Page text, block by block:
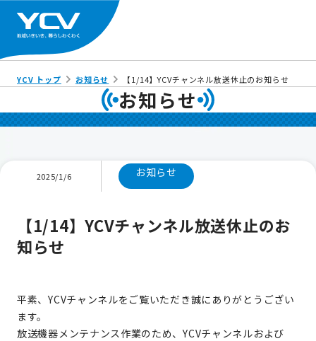
YCV トップ お知らせ 【1/14】YCVチャンネル放送休止のお知らせ
お知らせ
2025/1/6 お知らせ
【1/14】YCVチャンネル放送休止のお
知らせ
平素、YCVチャンネルをご覧いただき誠にありがとうござい
ます。
放送機器メンテナンス作業のため、YCVチャンネルおよび